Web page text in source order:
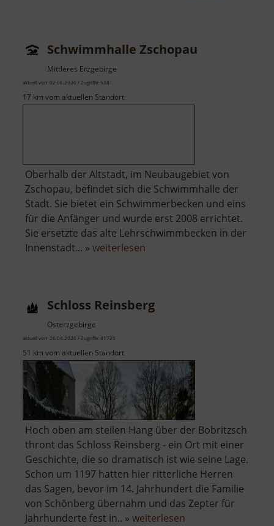
Schwimmhalle Zschopau
Mittleres Erzgebirge
aktuell vom 02.06.2026 / Zugriffe: 5381
17 km vom aktuellen Standort
Oberhalb der Altstadt, im Neubaugebiet von
Zschopau, befindet sich die Schwimmhalle der
Stadt. Sie bietet ein Schwimmerbecken und eins
für die Anfänger und wurde erst 2008 errichtet.
Sie ersetzte das alte Lehrschwimmbecken in der
Innenstadt... » weiterlesen
Schloss Reinsberg
Osterzgebirge
aktuell vom 26.04.2026 / Zugriffe: 41725
51 km vom aktuellen Standort
Hoch oben am steilen Hang über der Bobritzsch
thront das Schloss Reinsberg - ein Ort mit einer
Geschichte, die so dramatisch ist wie seine Lage.
Schon um 1197 hatten hier ritterliche Herren
das Sagen, bevor im 14. Jahrhundert die Familie
von Schönberg übernahm und das Zepter für
Jahrhunderte fest in.. » weiterlesen